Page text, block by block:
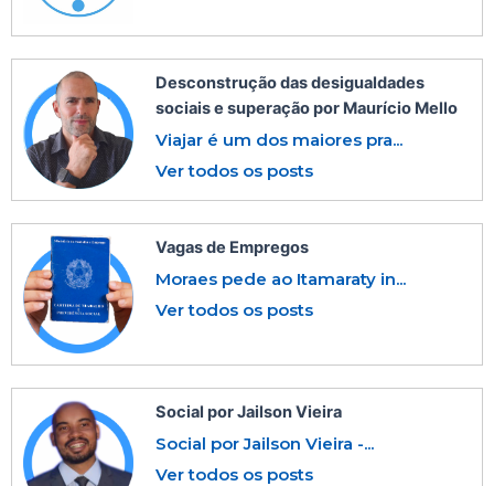
Desconstrução das desigualdades
sociais e superação por Maurício Mello
Viajar é um dos maiores pra...
Ver todos os posts
Vagas de Empregos
Moraes pede ao Itamaraty in...
Ver todos os posts
Social por Jailson Vieira
Social por Jailson Vieira -...
Ver todos os posts